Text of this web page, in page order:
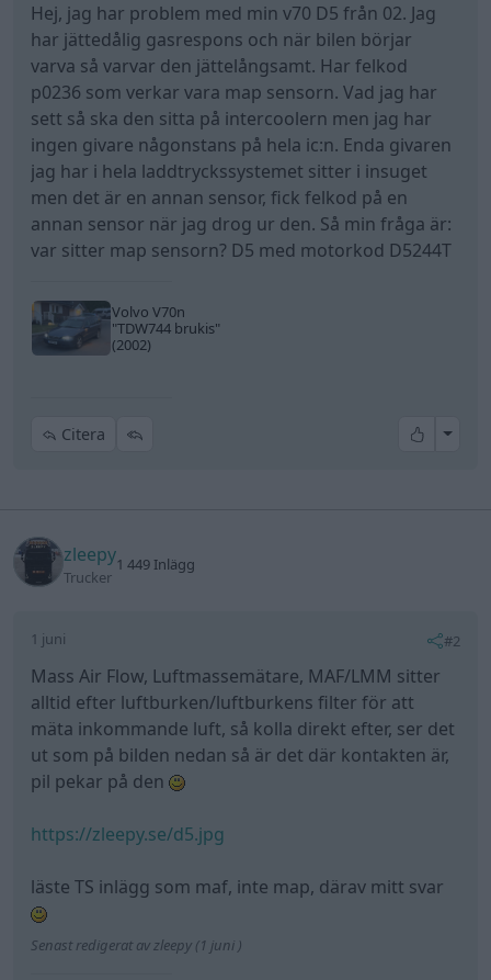
Hej, jag har problem med min v70 D5 från 02. Jag
har jättedålig gasrespons och när bilen börjar
varva så varvar den jättelångsamt. Har felkod
p0236 som verkar vara map sensorn. Vad jag har
sett så ska den sitta på intercoolern men jag har
ingen givare någonstans på hela ic:n. Enda givaren
jag har i hela laddtryckssystemet sitter i insuget
men det är en annan sensor, fick felkod på en
annan sensor när jag drog ur den. Så min fråga är:
var sitter map sensorn? D5 med motorkod D5244T
Volvo V70n
"TDW744 brukis"
(2002)
Citera All
zleepy
Trucker
1 449 Inlägg
1 juni #2
Mass Air Flow, Luftmassemätare, MAF/LMM sitter
alltid efter luftburken/luftburkens filter för att
mäta inkommande luft, så kolla direkt efter, ser det
ut som på bilden nedan så är det där kontakten är,
pil pekar på den
https://zleepy.se/d5.jpg
läste TS inlägg som maf, inte map, därav mitt svar
Senast redigerat av zleepy (1 juni )